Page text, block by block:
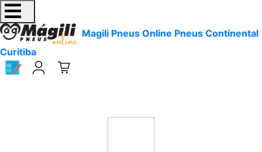
Magili Pneus Online Pneus Continental
Curitiba